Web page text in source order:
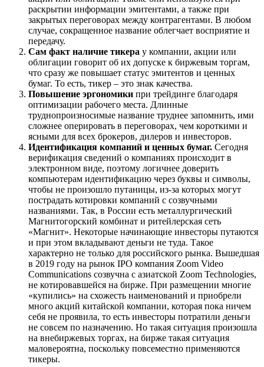
раскрытии информации эмитентами, а также при
закрытых переговорах между контрагентами. В любом
случае, сокращенное название облегчает восприятие и
передачу.
Сам факт наличие тикера у компании, акции или
облигации говорит об их допуске к биржевым торгам,
что сразу же повышает статус эмитентов и ценных
бумаг. То есть, тикер – это знак качества.
Повышение эргономики при трейдинге благодаря
оптимизации рабочего места. Длинные
труднопроизносимые название труднее запомнить, ими
сложнее оперировать в переговорах, чем короткими и
ясными для всех брокеров, дилеров и инвесторов.
Идентификация компаний и ценных бумаг. Сегодня
верификация сведений о компаниях происходит в
электронном виде, поэтому логичнее доверить
компьютерам идентификацию через буквы и символы,
чтобы не произошло путаницы, из-за которых могут
пострадать котировки компаний с созвучными
названиями. Так, в России есть металлургический
Магнитогорский комбинат и ритейлерская сеть
«Магнит». Некоторые начинающие инвесторы путаются
и при этом вкладывают деньги не туда. Такое
характерно не только для российского рынка. Вышедшая
в 2019 году на рынок IPO компания Zoom Video
Communications созвучна с азиатской Zoom Technologies,
не котировавшейся на бирже. При размещении многие
«купились» на схожесть наименований и приобрели
много акций китайской компании, которая пока ничем
себя не проявила, то есть инвесторы потратили деньги
не совсем по назначению. Но такая ситуация произошла
на внебиржевых торгах, на бирже такая ситуация
маловероятна, поскольку повсеместно применяются
тикеры.